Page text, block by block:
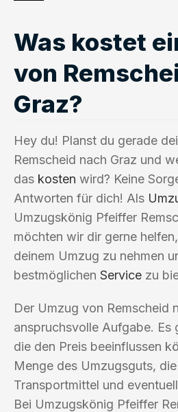
Was kostet
von
Graz?
Hey du! Planst du gerade
Remscheid nach Graz und
das kosten wird? Keine
Antworten für dich! Als
Umzugskönig Pfeiffer
möchten wir dir gerne
deinem Umzug zu nehmen
bestmöglichen Service zu
Der Umzug von Remscheid
anspruchsvolle Aufgabe. Es
die den Preis beeinflussen
Menge des Umzugsguts,
Transportmittel und
Bei Umzugskönig Pfeiffer